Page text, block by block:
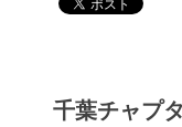
千葉チャプ